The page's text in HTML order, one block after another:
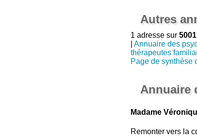
Autres
1 adresse sur
Annuaire des
thérapeutes
Page de synthèse
Annuaire
Madame
Remonter vers la